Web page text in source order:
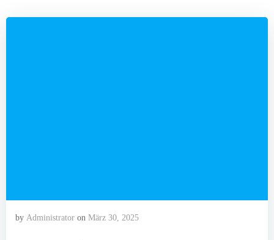
by Administrator on März 30, 2025